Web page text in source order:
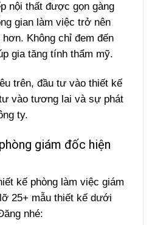
nội thất được gọn gàng
gian làm việc trở nên
Không chỉ đem đến
gia tăng tính thẩm mỹ.
trên, đầu tư vào thiết kế
vào tương lai và sự phát
ty.
giám đốc hiện
kế phòng làm việc giám
25+ mẫu thiết kế dưới
nhé: